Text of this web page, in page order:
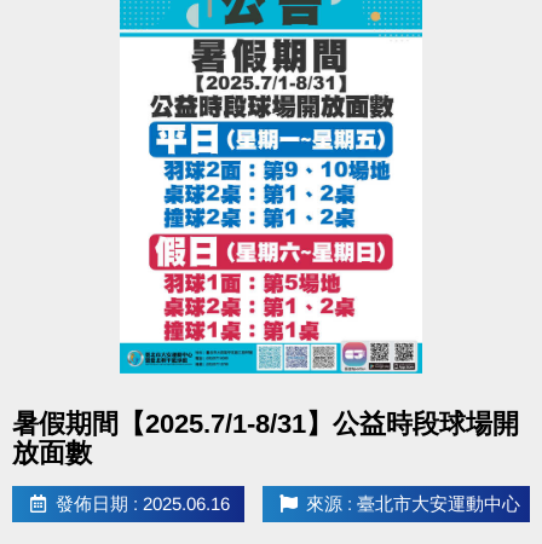
暑假期間【2025.7/1-8/31】公益時段球場開
放面數
發佈日期 : 2025.06.16 來源 : 臺北市大安運動中心